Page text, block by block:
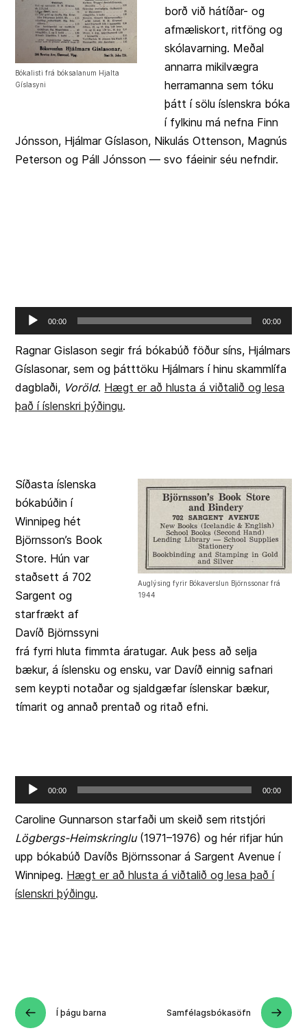
Bókalisti frá bóksalanum Hjalta
Gíslasyni
borð við hátíðar- og
afmæliskort, ritföng og
skólavarning. Meðal
annarra mikilvægra
herramanna sem tóku
þátt í sölu íslenskra bóka
í fylkinu má nefna Finn
Jónsson, Hjálmar Gíslason, Nikulás Ottenson, Magnús
Peterson og Páll Jónsson — svo fáeinir séu nefndir.
Audio
00:00 00:00
Ragnar Gislason segir frá bókabúð föður síns, Hjálmars
Gíslasonar, sem og þátttöku Hjálmars í hinu skammlífa
dagblaði, Voröld. Hægt er að hlusta á viðtalið og lesa
það í íslenskri þýðingu.
Auglýsing fyrir Bókaverslun Björnssonar frá
1944
Síðasta íslenska
bókabúðin í
Winnipeg hét
Björnsson’s Book
Store. Hún var
staðsett á 702
Sargent og
starfrækt af
Davíð Björnssyni
frá fyrri hluta fimmta áratugar. Auk þess að selja
bækur, á íslensku og ensku, var Davíð einnig safnari
sem keypti notaðar og sjaldgæfar íslenskar bækur,
tímarit og annað prentað og ritað efni.
Audio
00:00 00:00
Caroline Gunnarson starfaði um skeið sem ritstjóri
Lögbergs-Heimskringlu(1971–1976) og hér rifjar hún
upp bókabúð Davíðs Björnssonar á Sargent Avenue í
Winnipeg. Hægt er að hlusta á viðtalið og lesa það í
íslenskri þýðingu.
Í þágu barna Samfélagsbókasöfn